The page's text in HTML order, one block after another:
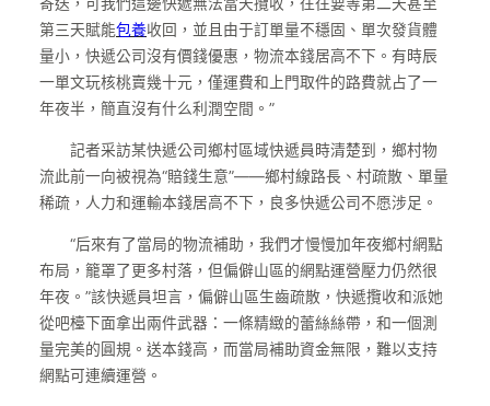
第三天賦能包養收回，並且由于訂單量不穩固、單次發貨體
量小，快遞公司沒有價錢優惠，物流本錢居高不下。有時辰
一單文玩核桃賣幾十元，僅運費和上門取件的路費就占了一
年夜半，簡直沒有什么利潤空間。”
記者采訪某快遞公司鄉村區域快遞員時清楚到，鄉村物
流此前一向被視為“賠錢生意”——鄉村線路長、村疏散、單量
稀疏，人力和運輸本錢居高不下，良多快遞公司不愿涉足。
“后來有了當局的物流補助，我們才慢慢加年夜鄉村網點
布局，籠罩了更多村落，但偏僻山區的網點運營壓力仍然很
年夜。”該快遞員坦言，偏僻山區生齒疏散，快遞攬收和派她
從吧檯下面拿出兩件武器：一條精緻的蕾絲絲帶，和一個測
量完美的圓規。送本錢高，而當局補助資金無限，難以支持
網點可連續運營。